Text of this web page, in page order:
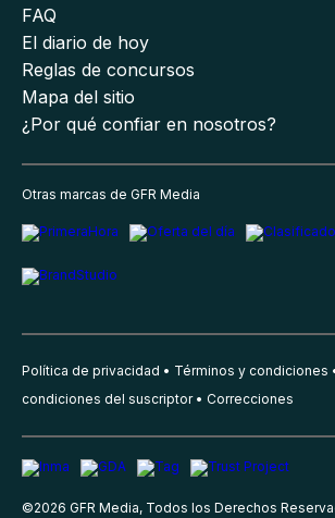
FAQ
El diario de hoy
Reglas de concursos
Mapa del sitio
¿Por qué confiar en nosotros?
Otras marcas de GFR Media
Política de privacidad Términos y condiciones
condiciones del suscriptor
Correcciones
©2026 GFR Media, Todos los Derechos